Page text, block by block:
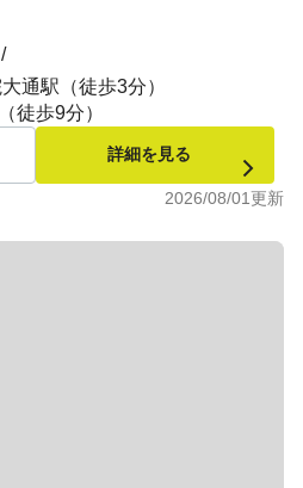
通駅（徒歩3分）
徒歩9分）
詳細を見る
2026/08/01更新